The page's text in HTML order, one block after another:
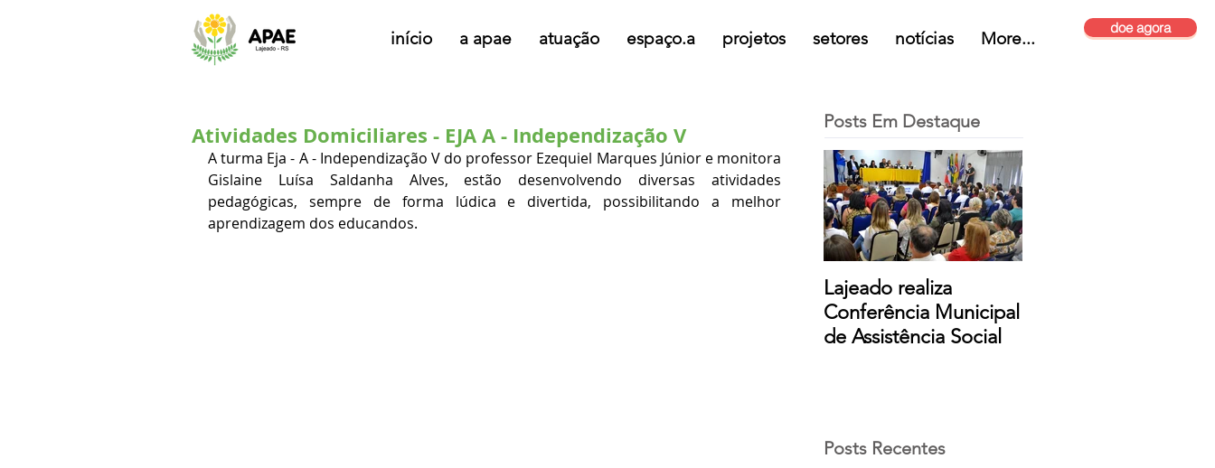
doe agora
início a apae atuação espaço.a projetos setores notícias More...
Atividades Domiciliares - EJA A - Independização V
A turma Eja - A - Independização V do professor Ezequiel Marques Júnior e monitora
Gislaine Luísa Saldanha Alves, estão desenvolvendo diversas atividades
pedagógicas, sempre de forma lúdica e divertida, possibilitando a melhor
aprendizagem dos educandos.
Posts Em Destaque
Lajeado realiza
Conferência Municipal
de Assistência Social
Posts Recentes